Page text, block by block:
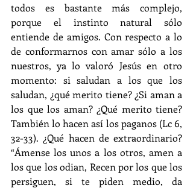
todos es bastante más complejo,
porque el instinto natural sólo
entiende de amigos. Con respecto a lo
de conformarnos con amar sólo a los
nuestros, ya lo valoró Jesús en otro
momento: si saludan a los que los
saludan, ¿qué merito tiene? ¿Si aman a
los que los aman? ¿Qué merito tiene?
También lo hacen así los paganos (Lc 6,
32-33). ¿Qué hacen de extraordinario?
“Ámense los unos a los otros, amen a
los que los odian, Recen por los que los
persiguen, si te piden medio, da